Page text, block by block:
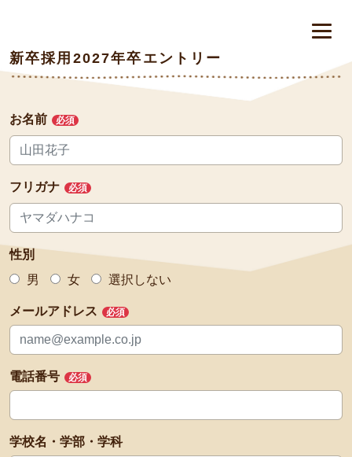
新卒採用2027年卒エントリー
お名前 必須
フリガナ 必須
性別
男
女 選択しない
メールアドレス 必須
電話番号 必須
学校名・学部・学科